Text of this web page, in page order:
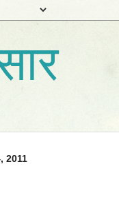
2011